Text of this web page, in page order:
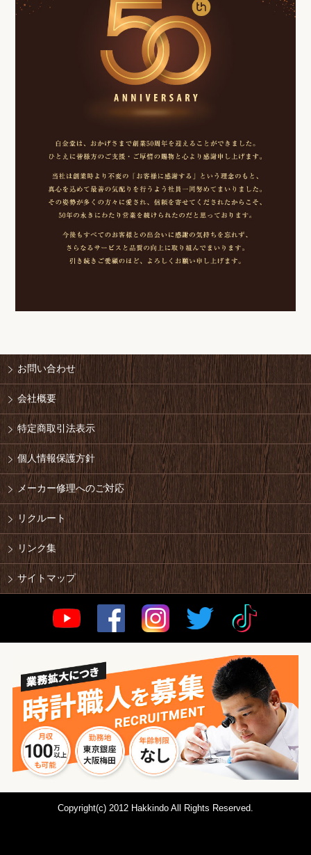
お問い合わせ
会社概要
特定商取引法表示
個人情報保護方針
メーカー修理へのご対応
リクルート
リンク集
サイトマップ
Copyright(c) 2012 Hakkindo All Rights Reserved.